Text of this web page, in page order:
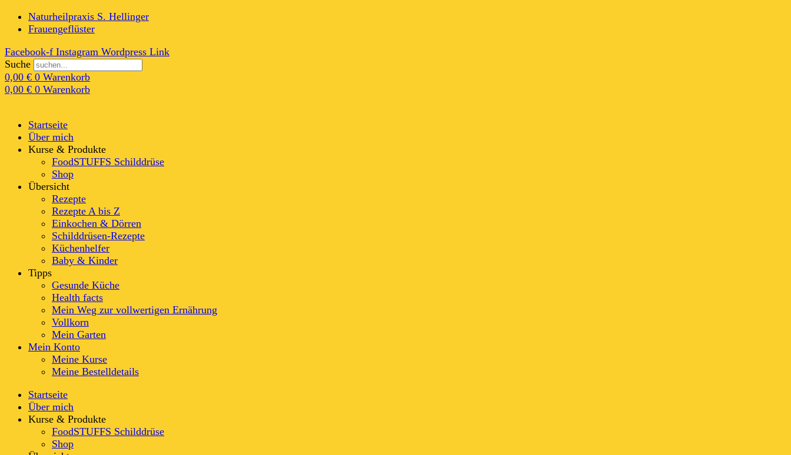
Naturheilpraxis S. Hellinger
Frauengeflüster
Facebook-f Instagram Wordpress Link
Suche
0,00 € 0 Warenkorb
0,00 € 0 Warenkorb
Startseite
Über mich
Kurse & Produkte
FoodSTUFFS Schilddrüse
Shop
Übersicht
Rezepte
Rezepte A bis Z
Einkochen & Dörren
Schilddrüsen-Rezepte
Küchenhelfer
Baby & Kinder
Tipps
Gesunde Küche
Health facts
Mein Weg zur vollwertigen Ernährung
Vollkorn
Mein Garten
Mein Konto
Meine Kurse
Meine Bestelldetails
Startseite
Über mich
Kurse & Produkte
FoodSTUFFS Schilddrüse
Shop